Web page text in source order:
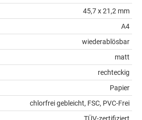
45,7 x 21,2 mm
A4
wiederablösbar
matt
rechteckig
Papier
chlorfrei gebleicht, FSC, PVC-Frei
TÜV-zertifiziert